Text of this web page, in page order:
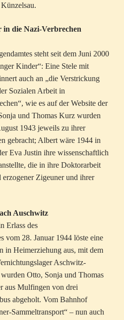
die Nazi-Verbrechen
steht seit dem Juni 2000
Kinder“: Eine Stele mit
auch an „die Verstrickung
Sozialen Arbeit in
wie es auf der Website der
und Thomas Kurz wurden
1943 jeweils zu ihrer
gebracht; Albert wäre 1944 in
Eva Justin ihre wissenschaftlich
die in ihre Doktorarbeit
erzogener Zigeuner und ihrer
Auschwitz
Erlass des
vom 28. Januar 1944 löste eine
in Heimerziehung aus, mit dem
Aschwitz-
Otto, Sonja und Thomas
aus Mulfingen von drei
abgeholt. Vom Bahnhof
Sammeltransport“ – nun auch